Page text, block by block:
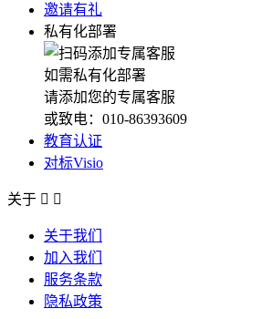
邀请有礼
私有化部署
如需私有化部署
请添加您的专属客服
或致电：010-86393609
教育认证
对标Visio
关于  
关于我们
加入我们
服务条款
隐私政策